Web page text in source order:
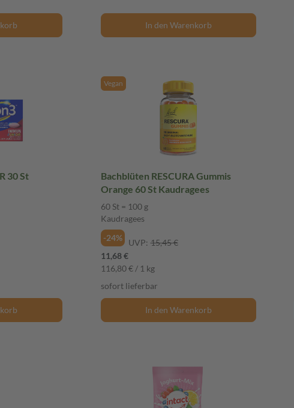
In den Warenkorb
30 St
Vegan
Bachblüten RESCURA Gummis
Orange 60 St Kaudragees
60 St = 100 g
Kaudragees
-24%
UVP: 15,45 €
11,68 €
116,80 € / 1 kg
sofort lieferbar
In den Warenkorb